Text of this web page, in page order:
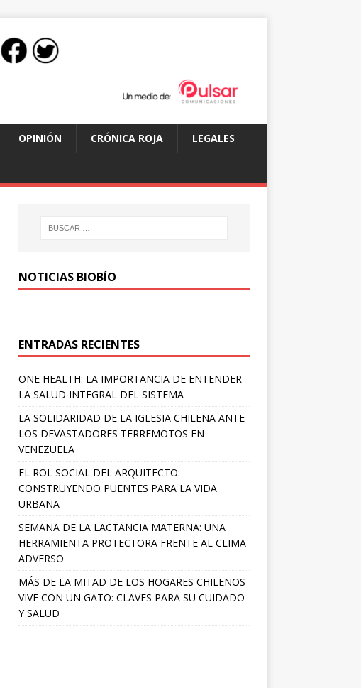
OPINIÓN CRÓNICA ROJA LEGALES
NOTICIAS BIOBÍO
ENTRADAS RECIENTES
ONE HEALTH: LA IMPORTANCIA DE ENTENDER
LA SALUD INTEGRAL DEL SISTEMA
LA SOLIDARIDAD DE LA IGLESIA CHILENA ANTE
LOS DEVASTADORES TERREMOTOS EN
VENEZUELA
EL ROL SOCIAL DEL ARQUITECTO:
CONSTRUYENDO PUENTES PARA LA VIDA
URBANA
SEMANA DE LA LACTANCIA MATERNA: UNA
HERRAMIENTA PROTECTORA FRENTE AL CLIMA
ADVERSO
MÁS DE LA MITAD DE LOS HOGARES CHILENOS
VIVE CON UN GATO: CLAVES PARA SU CUIDADO
Y SALUD